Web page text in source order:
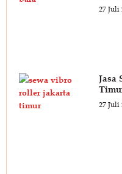
27 Juli
Jasa
27 Juli